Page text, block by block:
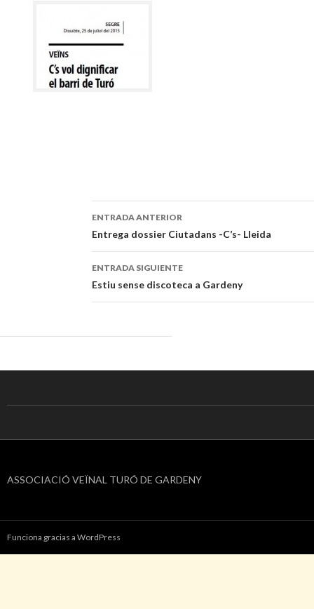
Navegación
de
entradas
ENTRADA ANTERIOR
Entrega dossier Ciutadans -C’s- Lleida
ENTRADA SIGUIENTE
Estiu sense discoteca a Gardeny
ASSOCIACIÓ VEÏNAL TURÓ DE GARDENY
Funciona gracias a WordPress